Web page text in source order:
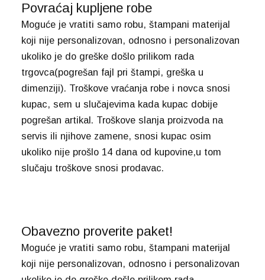
Povraćaj kupljene robe
Moguće je vratiti samo robu, štampani materijal
koji nije personalizovan, odnosno i personalizovan
ukoliko je do greške došlo prilikom rada
trgovca(pogrešan fajl pri štampi, greška u
dimenziji). Troškove vraćanja robe i novca snosi
kupac, sem u slučajevima kada kupac dobije
pogrešan artikal. Troškove slanja proizvoda na
servis ili njihove zamene, snosi kupac osim
ukoliko nije prošlo 14 dana od kupovine,u tom
slučaju troškove snosi prodavac.
Obavezno proverite paket!
Moguće je vratiti samo robu, štampani materijal
koji nije personalizovan, odnosno i personalizovan